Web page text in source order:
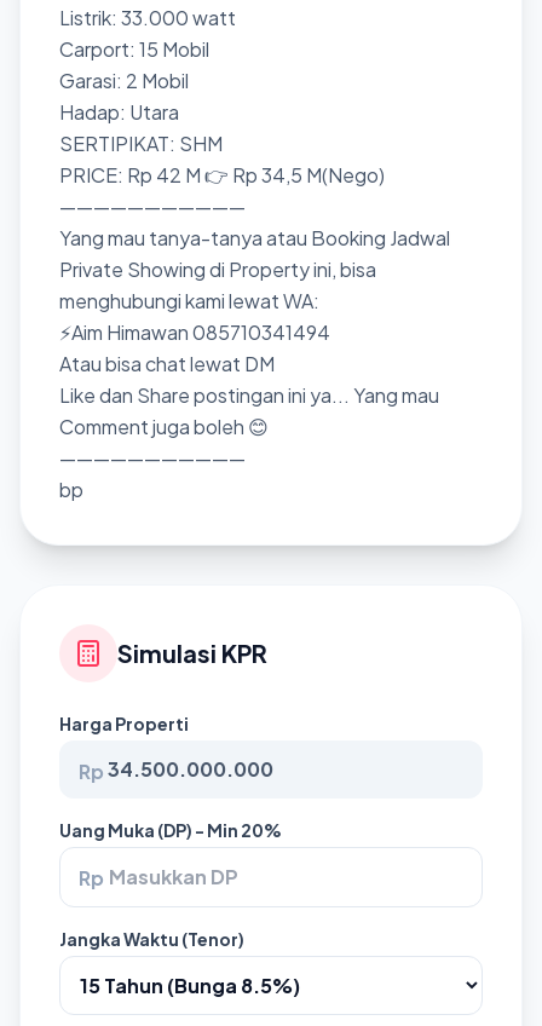
Listrik: 33.000 watt
Carport: 15 Mobil
Garasi: 2 Mobil
Hadap: Utara
SERTIPIKAT: SHM
PRICE: Rp 42 M 👉 Rp 34,5 M(Nego)
———————————
Yang mau tanya-tanya atau Booking Jadwal
Private Showing di Property ini, bisa
menghubungi kami lewat WA:
⚡Aim Himawan 085710341494
Atau bisa chat lewat DM
Like dan Share postingan ini ya... Yang mau
Comment juga boleh 😊
———————————
bp
Simulasi KPR
Harga Properti
Rp
Uang Muka (DP) - Min 20%
Rp
Jangka Waktu (Tenor)